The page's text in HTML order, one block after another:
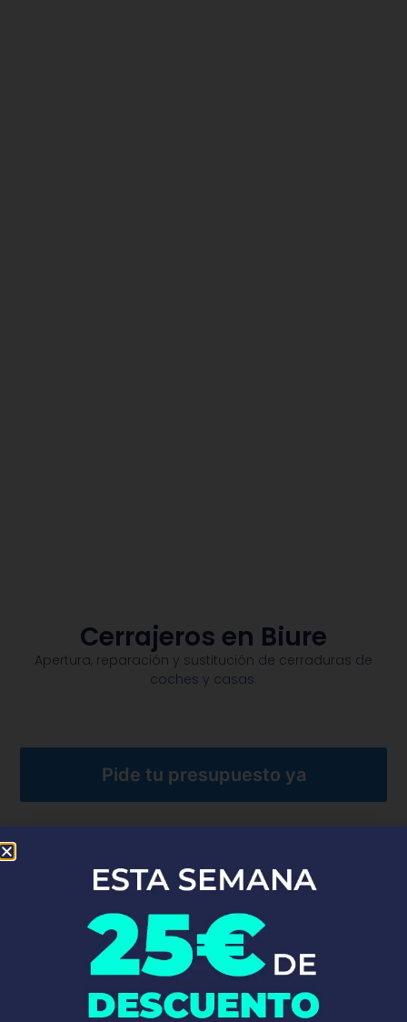
Cerrajeros en Biure
Apertura, reparación y sustitución de cerraduras de
coches y casas.​
Pide tu presupuesto ya